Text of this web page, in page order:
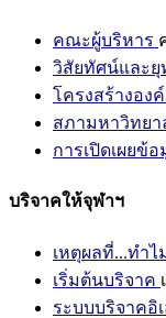
คณะผู้บริหาร
วิสัยทัศน์และยุ
โครงสร้างอง
สภามหาวิทยา
การเปิดเผยข้
บริจาคให้จุฬาฯ
เหตุผลที่...ทำ
เริ่มต้นบริจาค
ระบบบริจาคอิ